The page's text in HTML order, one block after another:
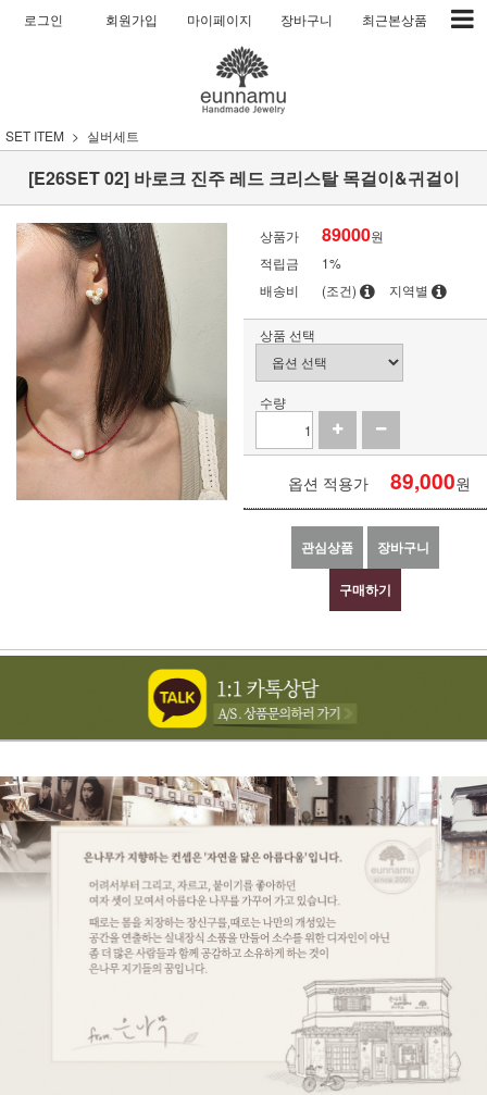
로그인 회원가입 마이페이지 장바구니 최근본상품
SET ITEM 실버세트
[E26SET 02] 바로크 진주 레드 크리스탈 목걸이&귀걸이
상품가 89000원
적립금
1%
배송비
(조건) 지역별
상품 선택
수량
옵션 적용가 89,000원
관심상품 장바구니
구매하기